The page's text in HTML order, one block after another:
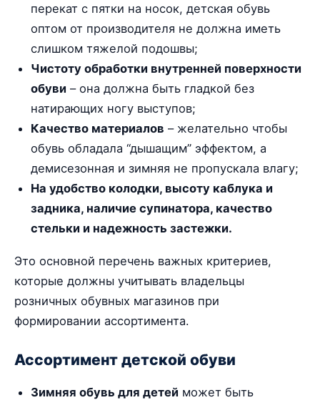
перекат с пятки на носок, детская обувь
оптом от производителя не должна иметь
слишком тяжелой подошвы;
Чистоту обработки внутренней поверхности
обуви – она должна быть гладкой без
натирающих ногу выступов;
Качество материалов – желательно чтобы
обувь обладала “дышащим” эффектом, а
демисезонная и зимняя не пропускала влагу;
На удобство колодки, высоту каблука и
задника, наличие супинатора, качество
стельки и надежность застежки.
Это основной перечень важных критериев,
которые должны учитывать владельцы
розничных обувных магазинов при
формировании ассортимента.
Ассортимент детской обуви
Зимняя обувь для детей может быть